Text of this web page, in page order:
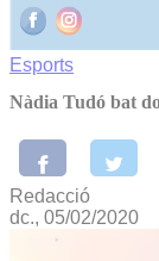
Esports
Nàdia Tudó bat
Redacció
dc., 05/02/2020